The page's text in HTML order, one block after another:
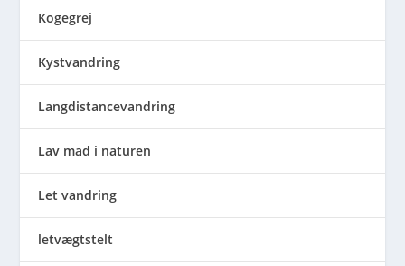
Kogegrej
Kystvandring
Langdistancevandring
Lav mad i naturen
Let vandring
letvægtstelt